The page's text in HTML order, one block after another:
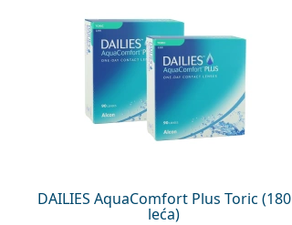
DAILIES AquaComfort Plus Toric (180
leća)